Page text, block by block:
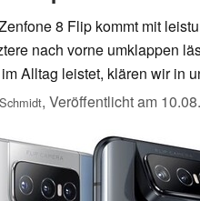
8 Flip kommt mit
nach vorne umklappen
Alltag leistet, klären wir in
, Veröffentlicht am